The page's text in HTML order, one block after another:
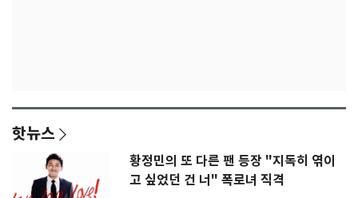
핫뉴스
황정민의 또 다른 팬 등장 "지독히 엮이
고 싶었던 건 너" 폭로녀 직격